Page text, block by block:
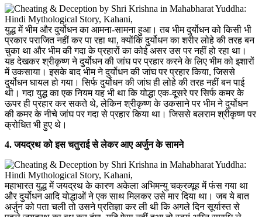
युद्ध में भीम और दुर्योधन का आमना-सामना हुआ। तब भीम दुर्योधन को किसी भी
प्रकार पराजित नहीं कर पा रहा था, क्योंकि दुर्योधन का शरीर लोहे की तरह बन
चुका था और भीम की गदा के प्रहारों का कोई असर उस पर नहीं हो रहा था।
यह देखकर श्रीकृष्ण ने दुर्योधन की जांघ पर प्रहार करने के लिए भीम को इशारों
में उकसाया। इसके बाद भीम ने दुर्योधन की जांघ पर प्रहार किया, जिससे
दुर्योधन घायल हो गया। सिर्फ दुर्योधन की जांघ ही लोहे की तरह नहीं बन पाई
थी। गदा युद्ध का एक नियम यह भी था कि योद्धा एक-दूसरे पर सिर्फ कमर के
ऊपर ही प्रहार कर सकते थे, लेकिन श्रीकृष्ण के उकसाने पर भीम ने दुर्योधन
की कमर के नीचे जांघ पर गदा से प्रहार किया था। जिससे बलराम श्रीकृष्ण पर
क्रोधित भी हुए थे।
4. जयद्रथ को इस चतुराई से लेकर आए अर्जुन के सामने
महाभारत युद्ध में जयद्रथ के कारण अकेला अभिमन्यु चक्रव्यूह में फंस गया था
और दुर्योधन आदि योद्धाओं ने एक साथ मिलकर उसे मार दिया था। जब ये बात
अर्जुन को पता चली तो उसने प्रतिज्ञा कर ली थी कि अगले दिन सूर्यास्त से